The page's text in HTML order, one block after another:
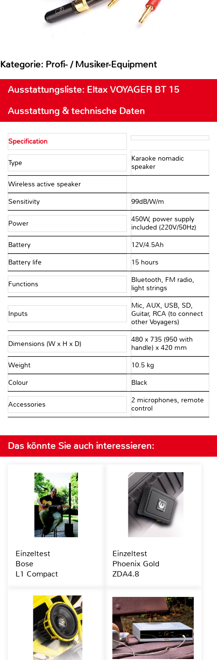
Kategorie: Profi- / Musiker-Equipment
Ausstattungsliste: Eltax VOYAGER BT 15
Ausstattung & technische Daten
Specification
Type
Karaoke nomadic
speaker
Wireless active speaker
Sensitivity 99dB/W/m
Power
450W, power supply
included (220V/50Hz)
Battery 12V/4.5Ah
Battery life 15 hours
Functions
Bluetooth, FM radio,
light strings
Inputs
Mic, AUX, USB, SD,
Guitar, RCA (to connect
other Voyagers)
Dimensions (W x H x D)
480 x 735 (950 with
handle) x 420 mm
Weight 10.5 kg
Colour Black
Accessories
2 microphones, remote
control
Das könnte Sie auch interessieren:
Einzeltest
Bose
L1 Compact
Einzeltest
Phoenix Gold
ZDA4.8